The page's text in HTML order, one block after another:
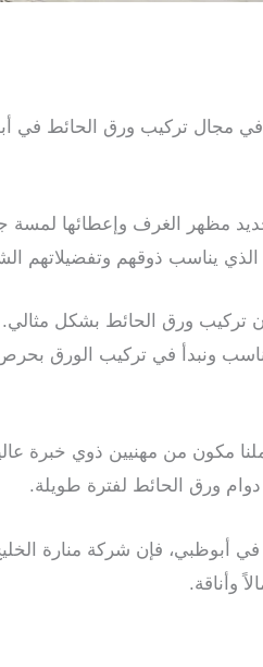
في مجال تركيب ورق الحائط في
مظهر الغرف وإعطائها
الذي يناسب ذوقهم وتفضيلاتهم
ورق الحائط بشكل مثالي.
ونبدأ في تركيب الورق
مكون من مهنيين ذوي خبرة
ورق الحائط لفترة طويلة.
فإن شركة منارة
وأناقة.